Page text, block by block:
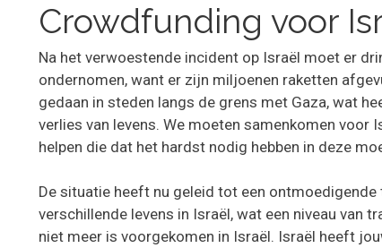
Crowdfunding voor
Na het verwoestende incident op Israël moet er
ondernomen, want er zijn miljoenen raketten
gedaan in steden langs de grens met Gaza, wat
verlies van levens. We moeten samenkomen voor
helpen die dat het hardst nodig hebben in deze
De situatie heeft nu geleid tot een ontmoedigende
verschillende levens in Israël, wat een niveau van
niet meer is voorgekomen in Israël. Israël heeft